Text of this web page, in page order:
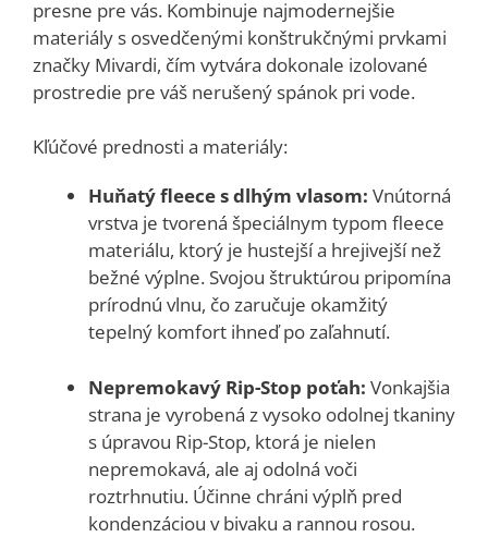
presne pre vás. Kombinuje najmodernejšie
materiály s osvedčenými konštrukčnými prvkami
značky Mivardi, čím vytvára dokonale izolované
prostredie pre váš nerušený spánok pri vode.
Kľúčové prednosti a materiály:
Huňatý fleece s dlhým vlasom: Vnútorná
vrstva je tvorená špeciálnym typom fleece
materiálu, ktorý je hustejší a hrejivejší než
bežné výplne. Svojou štruktúrou pripomína
prírodnú vlnu, čo zaručuje okamžitý
tepelný komfort ihneď po zaľahnutí.
Nepremokavý Rip-Stop poťah: Vonkajšia
strana je vyrobená z vysoko odolnej tkaniny
s úpravou Rip-Stop, ktorá je nielen
nepremokavá, ale aj odolná voči
roztrhnutiu. Účinne chráni výplň pred
kondenzáciou v bivaku a rannou rosou.